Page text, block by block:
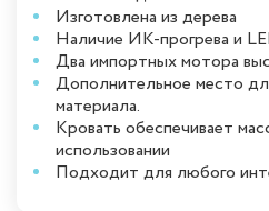
Изготовлена из дерева
Наличие ИК-прогрева и
Два импортных мотора
Дополнительное место
материала.
Кровать обеспечивает
использовании
Подходит для любого